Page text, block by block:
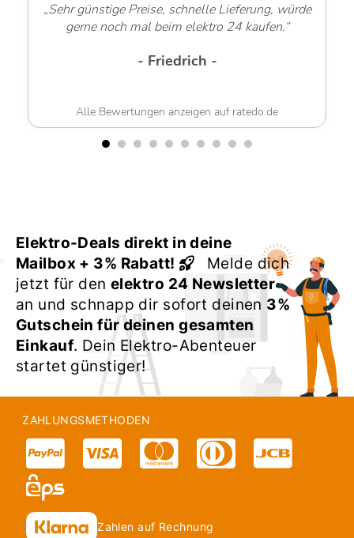
„Sehr günstige Preise, schnelle Lieferung, würde
gerne noch mal beim elektro 24 kaufen.“
- Friedrich -
Alle Bewertungen anzeigen auf ratedo.de
Elektro-Deals direkt in deine
Mailbox + 3% Rabatt!
Melde dich
jetzt für denelektro 24 Newsletter
an und schnapp dir sofort deinen 3%
Gutschein für deinen gesamten
Einkauf. Dein Elektro-Abenteuer
startet günstiger!
ZAHLUNGSMETHODEN
Zahlen auf Rechnung